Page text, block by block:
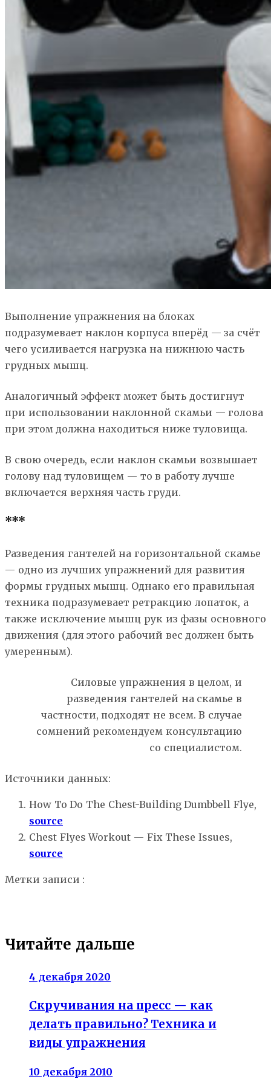
Выполнение упражнения на блоках
подразумевает наклон корпуса вперёд — за счёт
чего усиливается нагрузка на нижнюю часть
грудных мышц.
Аналогичный эффект может быть достигнут
при использовании наклонной скамьи — голова
при этом должна находиться ниже туловища.
В свою очередь, если наклон скамьи возвышает
голову над туловищем — то в работу лучше
включается верхняя часть груди.
***
Разведения гантелей на горизонтальной скамье
— одно из лучших упражнений для развития
формы грудных мышц. Однако его правильная
техника подразумевает ретракцию лопаток, а
также исключение мышц рук из фазы основного
движения (для этого рабочий вес должен быть
умеренным).
Силовые упражнения в целом, и
разведения гантелей на скамье в
частности, подходят не всем. В случае
сомнений рекомендуем консультацию
со специалистом.
Источники данных:
How To Do The Chest-Building Dumbbell Flye,
source
Chest Flyes Workout — Fix These Issues,
source
Метки записи :
Читайте дальше
4 декабря 2020
Скручивания на пресс — как
делать правильно? Техника и
виды упражнения
10 декабря 2010